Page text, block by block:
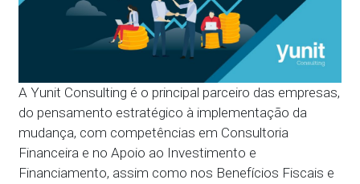
A Yunit Consulting é o principal parceiro das empresas,
do pensamento estratégico à implementação da
mudança, com competências em Consultoria
Financeira e no Apoio ao Investimento e
Financiamento, assim como nos Benefícios Fiscais e